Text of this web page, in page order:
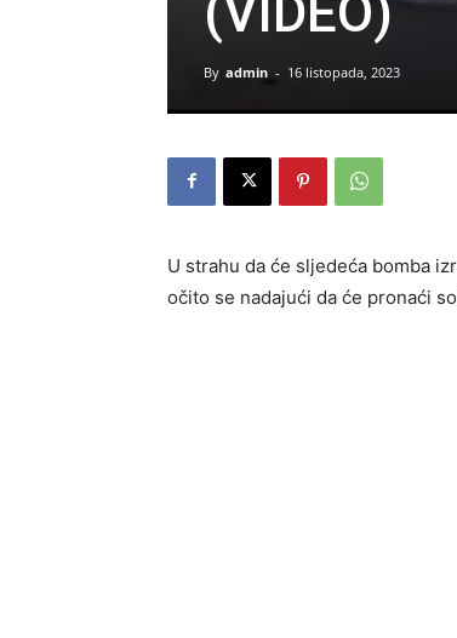
(VIDEO)
By admin - 16 listopada, 2023
U strahu da će sljedeća bomba
očito se nadajući da će pronaći